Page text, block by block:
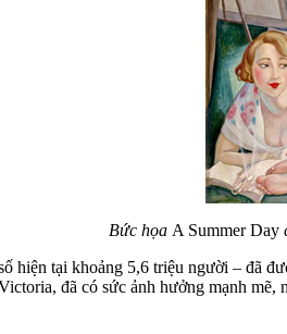
Bức họa A Summer Day
hiện tại khoảng 5,6 triệu người – đã
đã có sức ảnh hưởng mạnh